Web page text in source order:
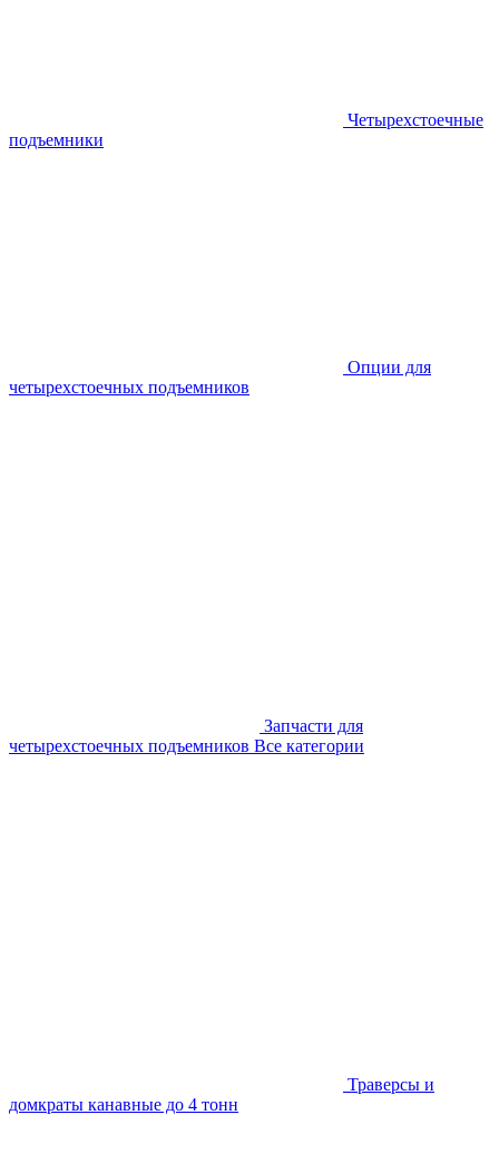
Четырехстоечные
подъемники
Опции для
четырехстоечных подъемников
Запчасти для
четырехстоечных подъемников Все категории
Траверсы и
домкраты канавные до 4 тонн